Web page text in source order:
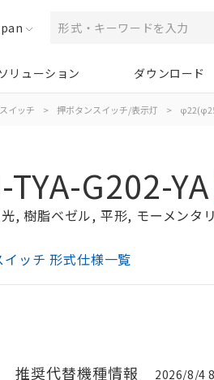
ソリューション ダウンロード
スイッチ > 押ボタンスイッチ/表示灯 >
G202-YA
, 樹脂ベゼル, 平形, モーメン
ッチ 形式仕様一覧
推奨代替機種情報 2026/8/4